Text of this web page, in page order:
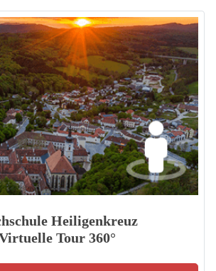
Heiligenkreuz
Tour 360°